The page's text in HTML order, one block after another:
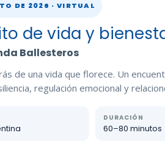
DE 2026 · VIRTUAL
de vida y
Ballesteros
de una vida que florece. Un
regulación emocional y
DURACIÓN
60–80 minutos